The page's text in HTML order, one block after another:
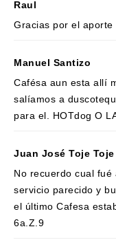
Raul
Gracias por el aporte
Manuel Santizo
Cafésa aun esta allí
salíamos a
para el. HOTdog O
Juan José Toje
No recuerdo cual fué
servicio parecido y
el último Cafesa
6a.Z.9